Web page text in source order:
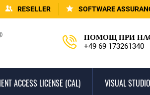
RESELLER SOFTWARE
ПОМОЩ ПРИ
+49 69 173261340
ACCESS LICENSE (CAL) VISUAL STUDIO